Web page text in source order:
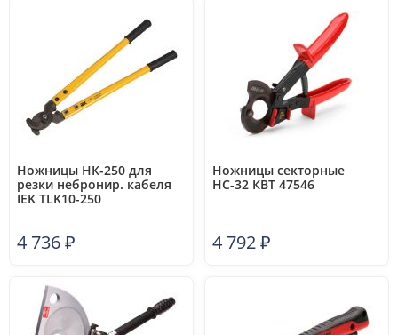
Ножницы НК-250 для
резки небронир. кабеля
IEK TLK10-250
4 736₽
Ножницы секторные
НС-32 КВТ 47546
4 792₽